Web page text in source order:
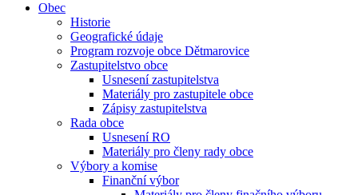
Obec
Historie
Geografické údaje
Program rozvoje obce Dětmarovice
Zastupitelstvo obce
Usnesení zastupitelstva
Materiály pro zastupitele obce
Zápisy zastupitelstva
Rada obce
Usnesení RO
Materiály pro členy rady obce
Výbory a komise
Finanční výbor